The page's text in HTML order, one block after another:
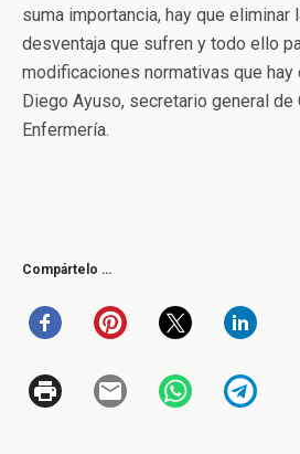
suma importancia, hay que eliminar
desventaja que sufren y todo ello
modificaciones normativas que hay
Diego Ayuso, secretario general de
Enfermería.
Compártelo …